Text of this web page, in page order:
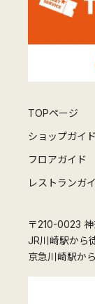
TOPページ
ショップガイド
フロアガイド
レストランガ
〒210-0023
JR川崎駅から
京急川崎駅か